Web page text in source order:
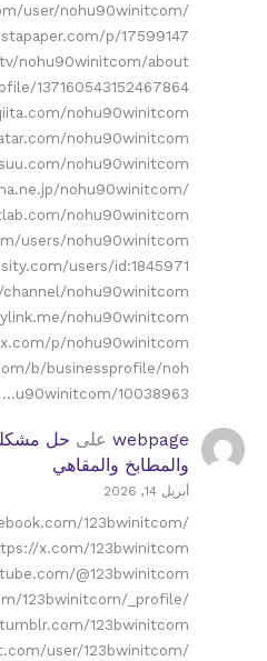
user/nohu90winitcom/
p/17599147
nohu90winitcom/about
137160543152467864
nohu90winitcom
nohu90winitcom
nohu90winitcom
nohu90winitcom/
nohu90winitcom
users/nohu90winitcom
users/id:1845971
nohu90winitcom
nohu90winitcom
p/nohu90winitcom
b/businessprofile/noh
u90winitcom/10038963…
webpage على حل
والمطابخ والمقاهي
أبريل 14, 2026
123bwinitcom/
x.com/123bwinitcom
@123bwinitcom
123bwinitcom/_profile/
123bwinitcom
user/123bwinitcom/